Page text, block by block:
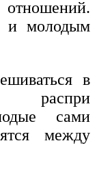
отношений.
и молодым
в
распри
сами
между